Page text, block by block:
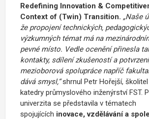
Redefining Innovation &
Context of (Twin) Transition. „Naše
že propojení technických,
výzkumných témat má na
pevné místo. Vedle ocenění přinesla
kontakty, sdílení zkušeností a
mezioborová spolupráce napříč
dává smysl,“shrnul Petr Hořejší,
katedry průmyslového inženýrství FST.
univerzita se představila v tématech
spojujících inovace, vzdělávání a